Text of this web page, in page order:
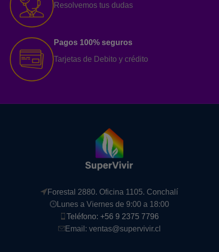
Resolvemos tus dudas
Pagos 100% seguros
Tarjetas de Debito y crédito
Forestal 2880. Oficina 1105. Conchalí
Lunes a Viernes de 9:00 a 18:00
Teléfono: +56 9 2375 7796
Email: ventas@supervivir.cl